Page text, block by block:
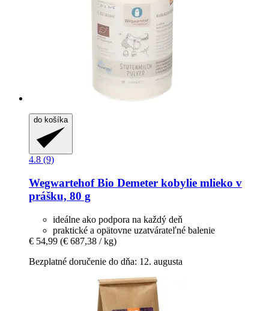
do košíka
4.8 (9)
WegwartehofBio Demeter kobylie mlieko v
prášku, 80 g
ideálne ako podpora na každý deň
praktické a opätovne uzatvárateľné balenie
€ 54,99 (€ 687,38 / kg)
Bezplatné doručenie do dňa: 12. augusta